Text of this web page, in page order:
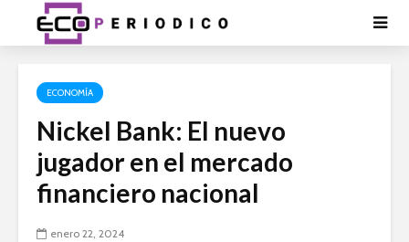
ECONOMÍA
Nickel Bank: El nuevo
jugador en el mercado
financiero nacional
enero 22, 2024